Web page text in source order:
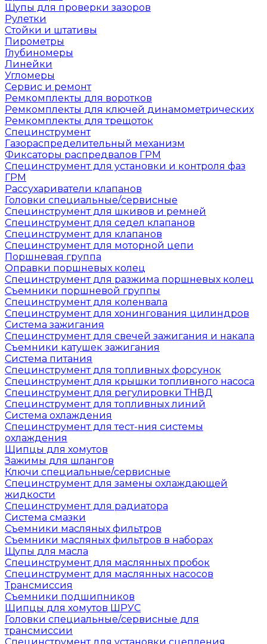
Щупы для проверки зазоров
Рулетки
Стойки и штативы
Пирометры
Глубиномеры
Линейки
Угломеры
Сервис и ремонт
Ремкомплекты для воротков
Ремкомплекты для ключей динамометрических
Ремкомплекты для трещоток
Специнструмент
Газораспределительный механизм
Фиксаторы распредвалов ГРМ
Специнструмент для установки и контроля фаз
ГРМ
Рассухариватели клапанов
Головки специальные/сервисные
Специнструмент для шкивов и ремней
Специнструмент для седел клапанов
Специнструмент для клапанов
Специнструмент для моторной цепи
Поршневая группа
Оправки поршневых колец
Специнструмент для разжима поршневых колец
Съемники поршневой группы
Специнструмент для коленвала
Специнструмент для хонингования цилиндров
Система зажигания
Специнструмент для свечей зажигания и накала
Съемники катушек зажигания
Система питания
Специнструмент для топливных форсунок
Специнструмент для крышки топливного насоса
Специнструмент для регулировки ТНВД
Специнструмент для топливных линий
Система охлаждения
Специнструмент для тест-ния системы
охлаждения
Щипцы для хомутов
Зажимы для шлангов
Ключи специальные/сервисные
Специнструмент для замены охлаждающей
жидкости
Специнструмент для радиатора
Система смазки
Съемники масляных фильтров
Съемники масляных фильтров в наборах
Щупы для масла
Специнструмент для маслянных пробок
Специнструмент для маслянных насосов
Трансмиссия
Съемники подшипников
Щипцы для хомутов ШРУС
Головки специальные/сервисные для
трансмиссии